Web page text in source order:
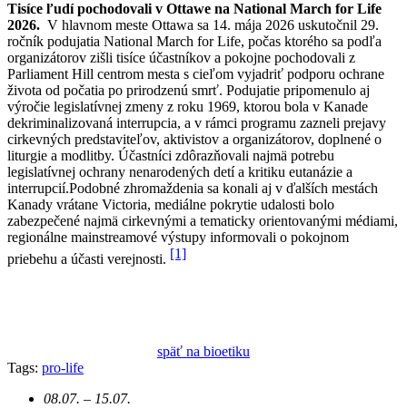
Tisíce ľudí pochodovali v Ottawe na National March for Life
2026. V hlavnom meste Ottawa sa 14. mája 2026 uskutočnil 29.
ročník podujatia National March for Life, počas ktorého sa podľa
organizátorov zišli tisíce účastníkov a pokojne pochodovali z
Parliament Hill centrom mesta s cieľom vyjadriť podporu ochrane
života od počatia po prirodzenú smrť. Podujatie pripomenulo aj
výročie legislatívnej zmeny z roku 1969, ktorou bola v Kanade
dekriminalizovaná interrupcia, a v rámci programu zazneli prejavy
cirkevných predstaviteľov, aktivistov a organizátorov, doplnené o
liturgie a modlitby. Účastníci zdôrazňovali najmä potrebu
legislatívnej ochrany nenarodených detí a kritiku eutanázie a
interrupcií.Podobné zhromaždenia sa konali aj v ďalších mestách
Kanady vrátane Victoria, mediálne pokrytie udalosti bolo
zabezpečené najmä cirkevnými a tematicky orientovanými médiami,
regionálne mainstreamové výstupy informovali o pokojnom
priebehu a účasti verejnosti. [1]
späť na bioetiku
Tags: pro-life
08.07. – 15.07.